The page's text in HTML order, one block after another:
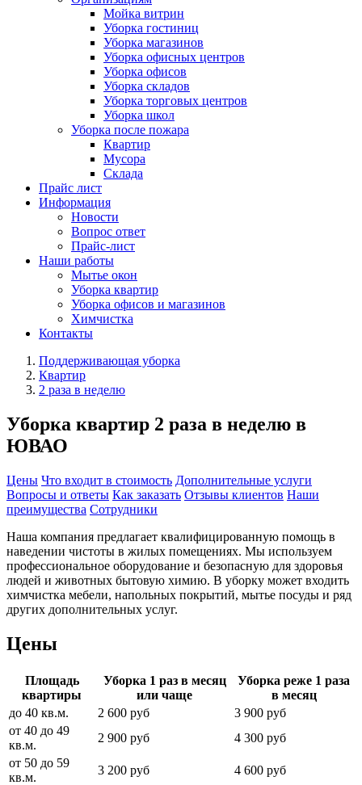
Мойка витрин
Уборка гостиниц
Уборка магазинов
Уборка офисных центров
Уборка офисов
Уборка складов
Уборка торговых центров
Уборка школ
Уборка после пожара
Квартир
Мусора
Склада
Прайс лист
Информация
Новости
Вопрос ответ
Прайс-лист
Наши работы
Мытье окон
Уборка квартир
Уборка офисов и магазинов
Химчистка
Контакты
Поддерживающая уборка
Квартир
2 раза в неделю
Уборка квартир 2 раза в неделю в
ЮВАО
Цены Что входит в стоимость Дополнительные услуги
Вопросы и ответы Как заказать Отзывы клиентов Наши
преимущества Сотрудники
Наша компания предлагает квалифицированную помощь в
наведении чистоты в жилых помещениях. Мы используем
профессиональное оборудование и безопасную для здоровья
людей и животных бытовую химию. В уборку может входить
химчистка мебели, напольных покрытий, мытье посуды и ряд
других дополнительных услуг.
Цены
Площадь
квартиры
Уборка 1 раз в месяц
или чаще
Уборка реже 1 раза
в месяц
до 40 кв.м.
2 600 руб
3 900 руб
от 40 до 49
кв.м.
2 900 руб
4 300 руб
от 50 до 59
кв.м.
3 200 руб 4 600 руб